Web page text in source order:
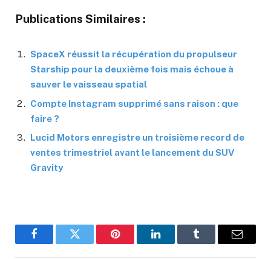
Publications Similaires :
SpaceX réussit la récupération du propulseur
Starship pour la deuxième fois mais échoue à
sauver le vaisseau spatial
Compte Instagram supprimé sans raison : que
faire ?
Lucid Motors enregistre un troisième record de
ventes trimestriel avant le lancement du SUV
Gravity
FacebookTwitter Pinterest LinkedInTumblr Email